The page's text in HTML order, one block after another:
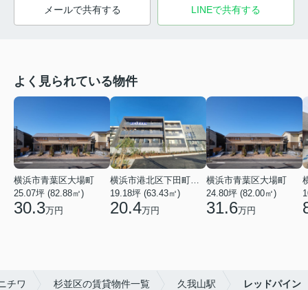
メールで共有する LINEで共有する
よく見られている物件
横浜市青葉区大場町
25.07坪 (82.88㎡)
30.3万円
19.18坪 (63.43㎡)
20.4万円
横浜市青葉区大場町
24.80坪 (82.00㎡)
31.6万円
チワ 杉並区の賃貸物件一覧 久我山駅 レッドパイン